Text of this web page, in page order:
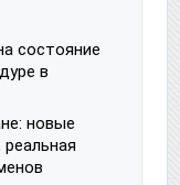
состояние
в
новые